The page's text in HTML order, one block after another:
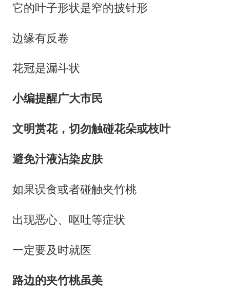
它的叶子形状是窄的披针形
边缘有反卷
花冠是漏斗状
小编提醒广大市民
文明赏花，切勿触碰花朵或枝叶
避免汁液沾染皮肤
如果误食或者碰触夹竹桃
出现恶心、呕吐等症状
一定要及时就医
路边的夹竹桃虽美